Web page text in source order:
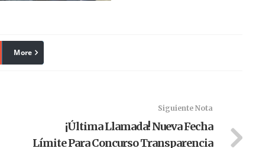
linkedin
More
Siguiente Nota
¡Última Llamada! Nueva Fecha
Límite Para Concurso Transparencia